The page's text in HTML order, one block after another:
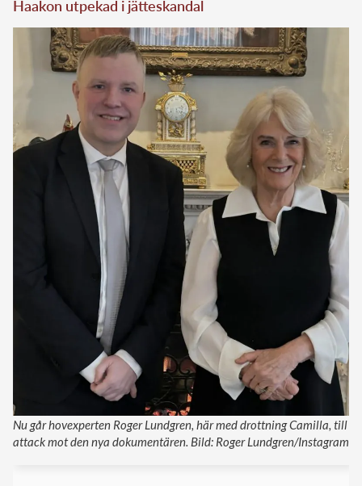
Haakon utpekad i jätteskandal
Nu går hovexperten Roger Lundgren, här med drottning Camilla, till
attack mot den nya dokumentären. Bild: Roger Lundgren/Instagram